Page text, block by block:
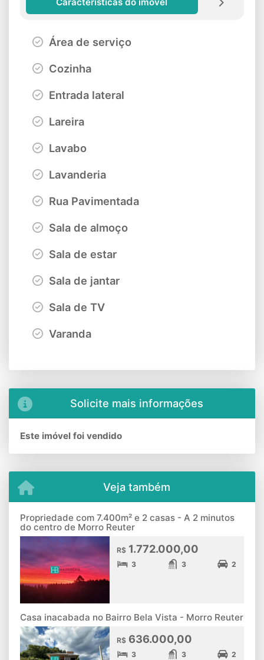
Características do imóvel
Área de serviço
Cozinha
Entrada lateral
Lareira
Lavabo
Lavanderia
Rua Pavimentada
Sala de almoço
Sala de estar
Sala de jantar
Sala de TV
Varanda
Solicite mais informações
Este imóvel foi vendido
Veja também
Propriedade com 7.400m² e 2 casas - A 2 minutos
do centro de Morro Reuter
R$ 1.772.000,00
3 3 2
Casa inacabada no Bairro Bela Vista - Morro Reuter
R$ 636.000,00
3 3 2